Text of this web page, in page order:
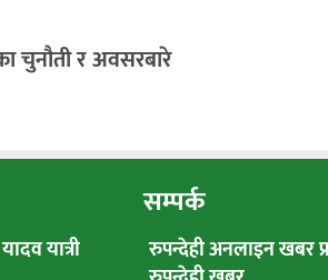
चुनौती र अवसरबारे
यात्री
सम्पर्क
रुपन्देही अनलाइन खबर